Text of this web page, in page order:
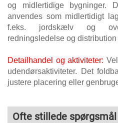
og midlertidige bygninger.
anvendes som midlertidigt
f.eks. jordskælv og
redningsledelse og distribution
Detailhandel og aktiviteter:
udendørsaktiviteter. Det
justere placering eller
Ofte stillede spørgsmål